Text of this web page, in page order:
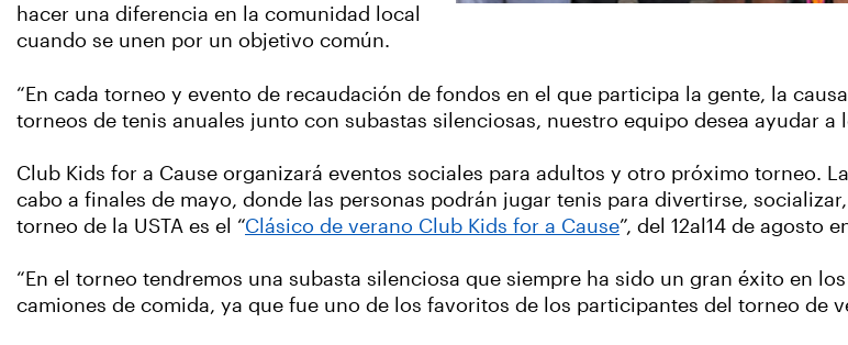
hacer una diferencia en la comunidad local
cuando se unen por un objetivo común.
“En cada torneo y evento de recaudación de fondos en el que participa la gente, la
torneos de tenis anuales junto con subastas silenciosas, nuestro equipo desea ayudar a
Club Kids for a Cause organizará eventos sociales para adultos y otro próximo torneo.
cabo a finales de mayo, donde las personas podrán jugar tenis para divertirse,
torneo de la USTA es el “Clásico de verano Club Kids for a Cause”, del 12al14 de agosto
“En el torneo tendremos una subasta silenciosa que siempre ha sido un gran éxito en
camiones de comida, ya que fue uno de los favoritos de los participantes del torneo de